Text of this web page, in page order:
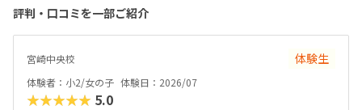
評判・口コミを一部ご紹介
宮崎中央校 体験生
体験者：小2/女の子 体験日：2026/07
★★★★★ 5.0